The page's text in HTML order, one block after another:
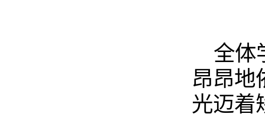
全体
昂昂地
光迈着